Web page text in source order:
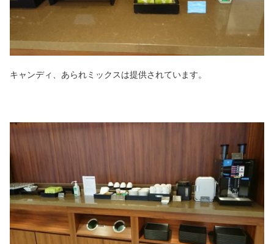
キャンディ、あられミックスは提供されています。